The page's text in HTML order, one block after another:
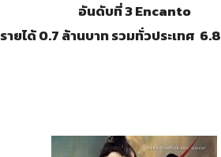
อันดับที่ 3Encanto
รายได้ 0.7 ล้านบาท รวมทั่วประเทศ 6.8